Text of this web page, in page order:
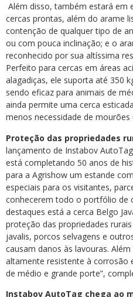
Além disso, também estará em
cercas prontas, além do arame
contenção de qualquer tipo de
ou com pouca inclinação; e o
reconhecido por sua altíssima
Perfeito para cercas em áreas
alagadiças, ele suporta até 350
sendo eficaz para animais de
ainda permite uma cerca
menos necessidade de mourões
Proteção das propriedades
lançamento de Instabov
está completando 50 anos de
para a Agrishow um estande
especiais para os visitantes,
conhecerem todo o portfólio de
destaques está a cerca Belgo
proteção das propriedades
javalis, porcos selvagens e
causam danos às lavouras.
altamente resistente à corrosão
de médio e grande porte”,
Instabov AutoTag chega ao